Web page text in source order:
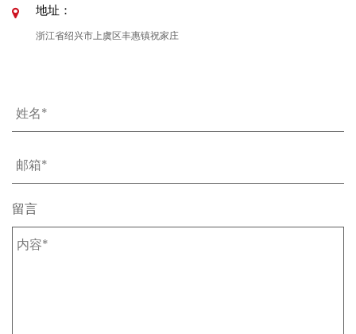
地址：
浙江省绍兴市上虞区丰惠镇祝家庄
留言